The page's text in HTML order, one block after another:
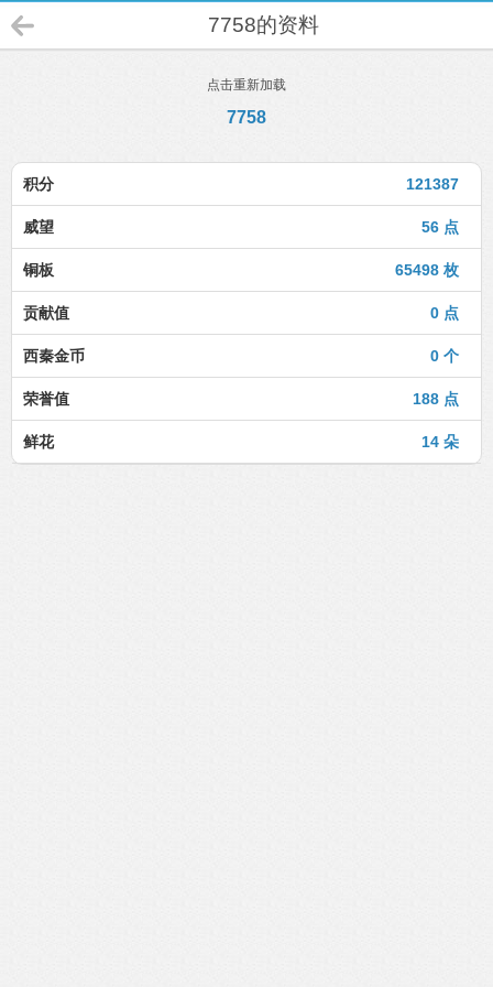
7758的资料
点击重新加载
7758
121387
积分
56 点
威望
65498 枚
铜板
0 点
贡献值
0 个
西秦金币
188 点
荣誉值
14 朵
鲜花